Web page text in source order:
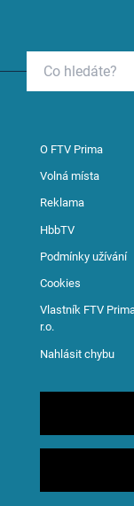
O FTV Prima
Volná místa
Reklama
HbbTV
Podmínky užívání
Cookies
Vlastník FTV
r.o.
Nahlásit chybu